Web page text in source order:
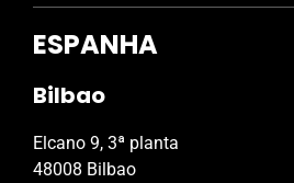
ESPANHA
Bilbao
Elcano 9, 3ª planta
48008 Bilbao